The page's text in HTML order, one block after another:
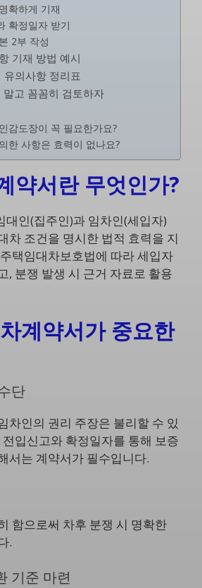
확하게 기재
확정일자 받기
2부 작성
기재 방법 예시
유의사항 정리표
말고 꼼꼼히 검토하자
감도장이 꼭 필요한가요?
한 사항은 효력이 없나요?
약서란 무엇인가?
대인(집주인)과 임차인(세입자)
차 조건을 명시한 법적 효력을 지
택임대차보호법에 따라 세입자
, 분쟁 발생 시 근거 자료로 활용
계약서가 중요한
단
차인의 권리 주장은 불리할 수 있
입신고와 확정일자를 통해 보증
서는 계약서가 필수입니다.
함으로써 차후 분쟁 시 명확한
.
기준 마련